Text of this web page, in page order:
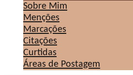
Sobre Mim
Menções
Marcações
Citações
Curtidas
Áreas de Postagem